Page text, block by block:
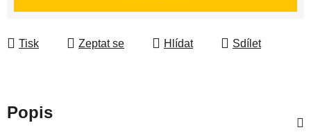
Tisk Zeptat se Hlídat Sdílet
Popis